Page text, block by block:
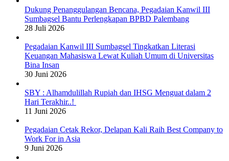
Dukung Penanggulangan Bencana, Pegadaian Kanwil III
Sumbagsel Bantu Perlengkapan BPBD Palembang
28 Juli 2026
Pegadaian Kanwil III Sumbagsel Tingkatkan Literasi
Keuangan Mahasiswa Lewat Kuliah Umum di Universitas
Bina Insan
30 Juni 2026
SBY : Alhamdulillah Rupiah dan IHSG Menguat dalam 2
Hari Terakhir..!
11 Juni 2026
Pegadaian Cetak Rekor, Delapan Kali Raih Best Company to
Work For in Asia
9 Juni 2026